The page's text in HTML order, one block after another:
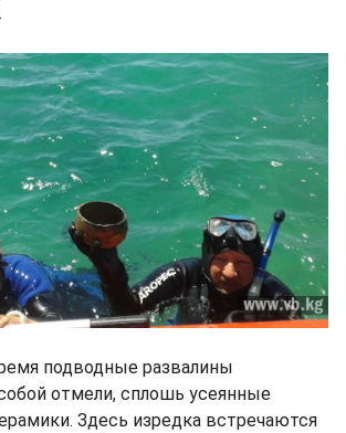
подводные развалины
отмели, сплошь усеянные
Здесь изредка встречаются